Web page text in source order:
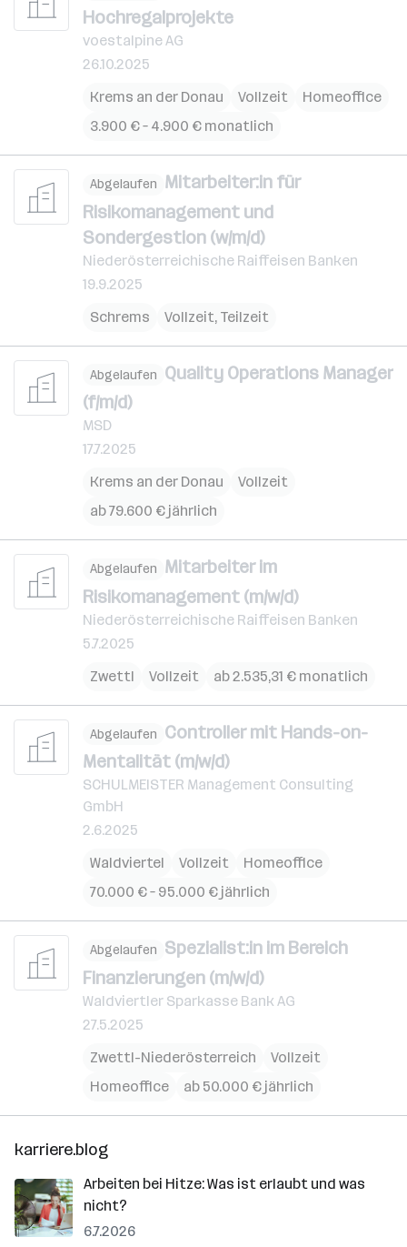
Hochregalprojekte
voestalpine AG
26.10.2025
Krems an der Donau
Vollzeit
Homeoffice
3.900 € – 4.900 € monatlich
Abgelaufen Mitarbeiter:in für
Risikomanagement und
Sondergestion (w/m/d)
Niederösterreichische Raiffeisen Banken
19.9.2025
Schrems
Vollzeit, Teilzeit
Abgelaufen Quality Operations Manager
(f/m/d)
MSD
17.7.2025
Krems an der Donau
Vollzeit
ab 79.600 € jährlich
Abgelaufen Mitarbeiter im
Risikomanagement (m/w/d)
Niederösterreichische Raiffeisen Banken
5.7.2025
Zwettl
Vollzeit ab 2.535,31 € monatlich
Abgelaufen Controller mit Hands-on-
Mentalität (m/w/d)
SCHULMEISTER Management Consulting
GmbH
2.6.2025
Waldviertel
Vollzeit
Homeoffice
70.000 € – 95.000 € jährlich
Abgelaufen Spezialist:in im Bereich
Finanzierungen (m/w/d)
Waldviertler Sparkasse Bank AG
27.5.2025
Zwettl-Niederösterreich
Vollzeit
Homeoffice
ab 50.000 € jährlich
karriere.blog
Arbeiten bei Hitze: Was ist erlaubt und was
nicht?
6.7.2026